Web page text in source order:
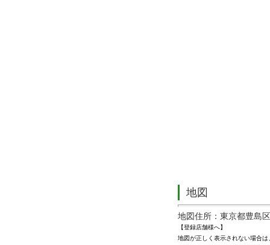
地図
地図住所：東京都豊島
【登録店舗様へ】
地図が正しく表示されない場合